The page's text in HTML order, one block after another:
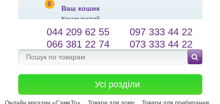
0
Ваш кошик
Кошик пустий
salessameto@gmail.com
Зворотній зв'язок
Мова сайту
044 209 62 55
097 333 44 22
066 381 22 74
073 333 44 22
Усі розділи